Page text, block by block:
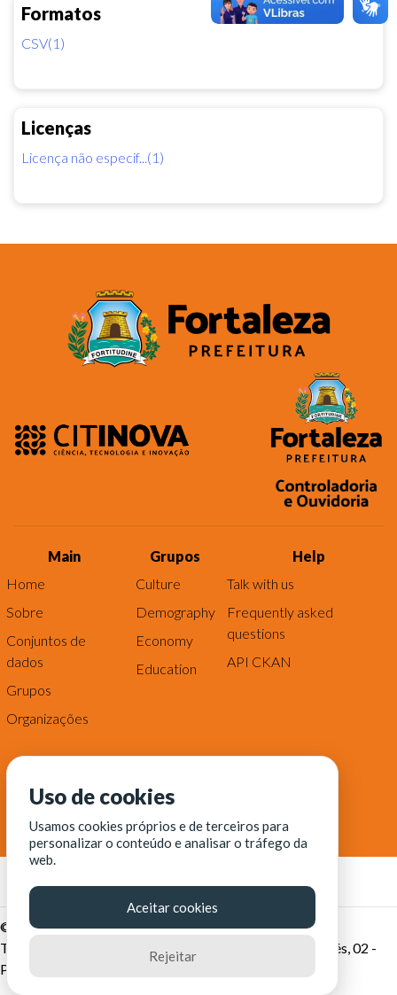
Formatos
CSV(1)
Licenças
Licença não especif...(1)
Main
Home
Sobre
Conjuntos de
dados
Grupos
Organizações
Grupos
Culture
Demography
Economy
Education
Help
Talk with us
Frequently asked
questions
API CKAN
© Fortaleza Digital || CITINOVA - Fundação de Ciência,
Tecnologia e Inovação de Fortaleza - Rua dos Tremembés, 02 -
Praia de Iracema - Fortaleza-CE
Uso de cookies
Usamos cookies próprios e de terceiros para
personalizar o conteúdo e analisar o tráfego da
web.
Aceitar cookies
Rejeitar